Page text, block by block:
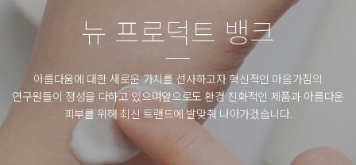
뉴 프로덕트 뱅크
아름다움에 대한 새로운 가치를 선사하고자 혁신적인 마음가짐의
연구원들이 정성을 다하고 있으며앞으로도 환경 친화적인 제품과 아름다운
피부를 위해 최신 트랜드에 발맞춰 나아가겠습니다.